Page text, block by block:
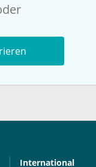
International